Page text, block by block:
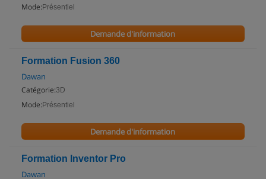
Mode: Présentiel
Demande d'information
Formation Fusion 360
Dawan
Catégorie:3D
Mode: Présentiel
Demande d'information
Formation Inventor Pro
Dawan